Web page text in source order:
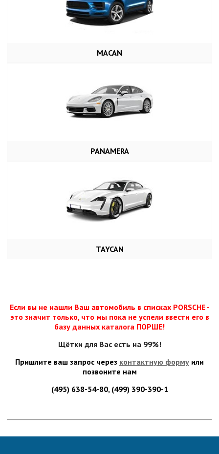
MACAN
PANAMERA
TAYCAN
Если вы не нашли Ваш автомобиль в списках PORSCHE -
это значит только, что мы пока не успели ввести его в
базу данных каталога ПОРШЕ!
Щётки для Вас есть на 99%!
Пришлите ваш запрос через контактную форму или
позвоните нам
(495) 638-54-80, (499) 390-390-1